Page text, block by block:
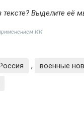
Выделите её
ИИ
Россия , военные